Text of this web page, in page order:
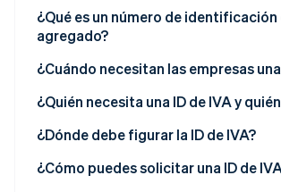
¿Qué es un número de
agregado?
¿En qué consiste una ID de IVA?
¿Cuál es la diferencia entre ID de IVA,
¿Cuándo necesitan las empresas una
¿Cuál es el proceso de inversión del
¿Quién necesita una ID de IVA y
¿Dónde debe figurar la ID de IVA?
¿Cómo puedes solicitar una ID de